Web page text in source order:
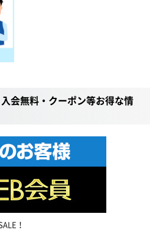
会無料・クーポン等お得な情
！